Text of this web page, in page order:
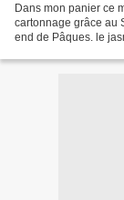
Dans mon panier ce
cartonnage grâce au
end de Pâques. le